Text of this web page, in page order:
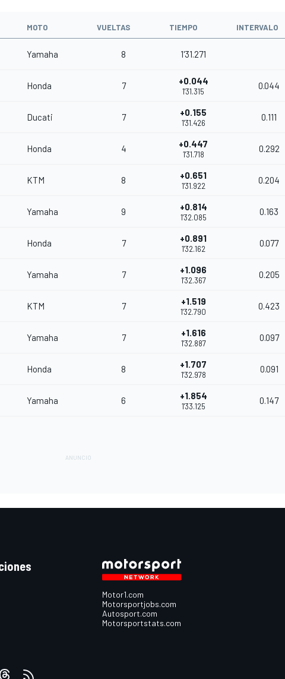
MOTO VUELTAS TIEMPO INTERVALO
Yamaha 8 1'31.271
Honda 7 +0.044
1'31.315
0.044
Ducati 7 +0.155
1'31.426
0.111
Honda 4 +0.447
1'31.718
0.292
KTM 8 +0.651
1'31.922
0.204
Yamaha 9 +0.814
1'32.085
0.163
Honda 7 +0.891
1'32.162
0.077
Yamaha 7 +1.096
1'32.367
0.205
KTM 7 +1.519
1'32.790
0.423
Yamaha 7 +1.616
1'32.887
0.097
Honda 8 +1.707
1'32.978
0.091
Yamaha 6 +1.854
1'33.125
0.147
Motor1.com
Motorsportjobs.com
Autosport.com
Motorsportstats.com